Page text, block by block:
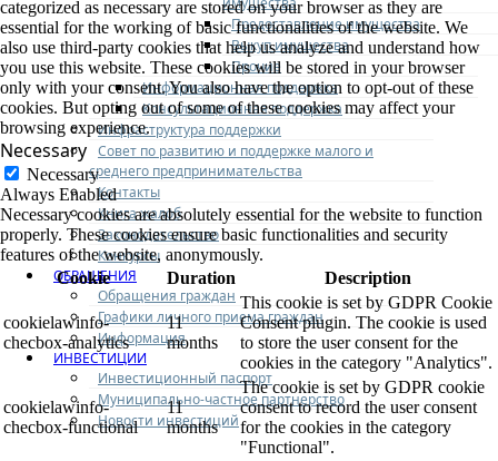
Предоставление имущества
Выкуп имущества
Прочие
Информационная поддержка
Консультационная поддержка
Инфраструктура поддержки
Совет по развитию и поддержке малого и
среднего предпринимательства
Контакты
Книга жалоб
Законодательство
Конкурсы
ОБРАЩЕНИЯ
Обращения граждан
Графики личного приема граждан
Информация
ИНВЕСТИЦИИ
Инвестиционный паспорт
Муниципально-частное партнерство
Новости инвестиций
categorized as necessary are stored on your browser as they are
essential for the working of basic functionalities of the website. We
also use third-party cookies that help us analyze and understand how
you use this website. These cookies will be stored in your browser
only with your consent. You also have the option to opt-out of these
cookies. But opting out of some of these cookies may affect your
browsing experience.
Necessary
Necessary
Always Enabled
Necessary cookies are absolutely essential for the website to function
properly. These cookies ensure basic functionalities and security
features of the website, anonymously.
Cookie
Duration Description
cookielawinfo-
checbox-analytics
11
months
This cookie is set by GDPR Cookie
Consent plugin. The cookie is used
to store the user consent for the
cookies in the category "Analytics".
cookielawinfo-
checbox-functional
11
months
The cookie is set by GDPR cookie
consent to record the user consent
for the cookies in the category
"Functional".